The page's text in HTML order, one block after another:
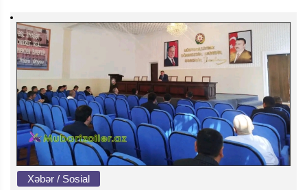
Xəbər / Sosial